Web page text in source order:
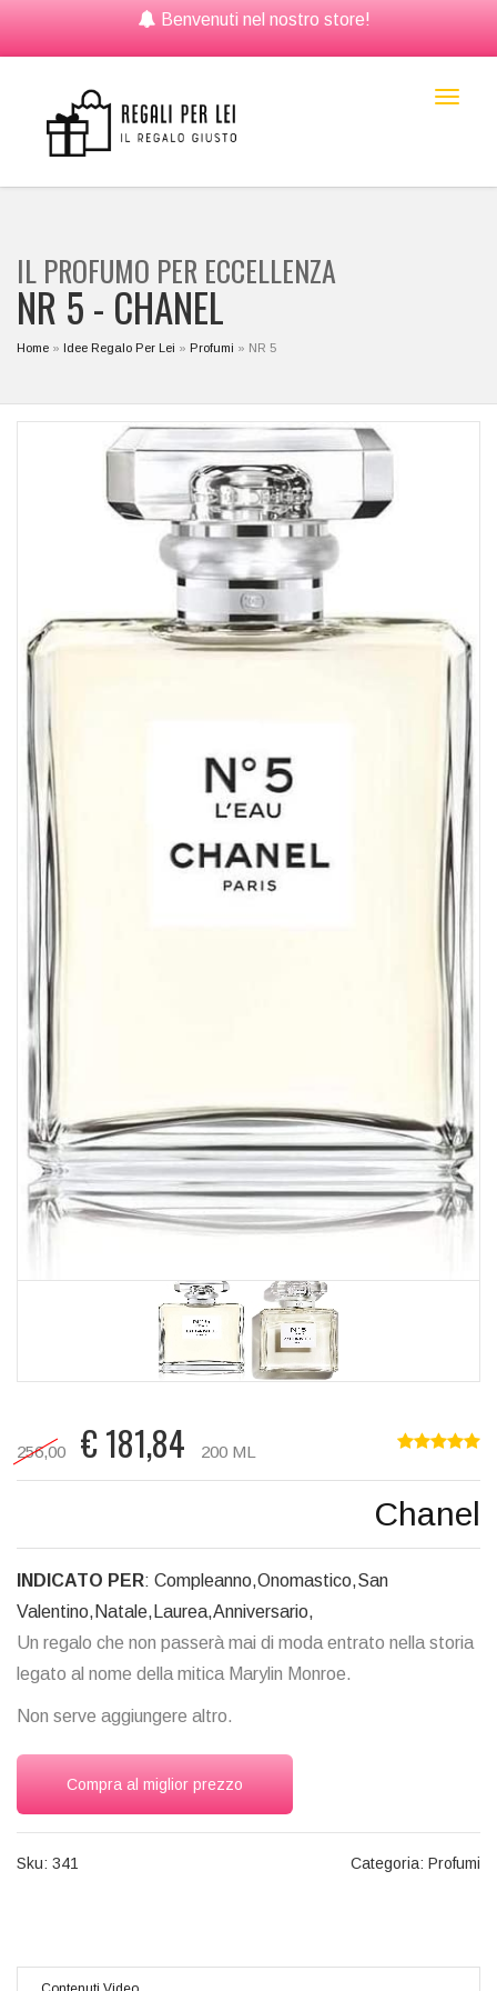
Benvenuti nel nostro store!
IL PROFUMO PER ECCELLENZA
NR 5 - CHANEL
Home » Idee Regalo Per Lei » Profumi » NR 5
256,00 €181,84 200 ML
Chanel
INDICATO PER: Compleanno,Onomastico,San
Valentino,Natale,Laurea,Anniversario,
Un regalo che non passerà mai di moda entrato nella storia
legato al nome della mitica Marylin Monroe.
Non serve aggiungere altro.
Compra al miglior prezzo
Sku: 341 Categoria: Profumi